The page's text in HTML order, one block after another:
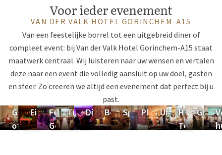
Voor ieder evenement
VAN DER VALK HOTEL GORINCHEM-A15
Van een feestelijke borrel tot een uitgebreid diner of
compleet event: bij Van der Valk Hotel Gorinchem-A15 staat
maatwerk centraal. Wij luisteren naar uw wensen en vertalen
deze naar een event die volledig aansluit op uw doel, gasten
en sfeer. Zo creëren we altijd een evenement dat perfect bij u
past.
Groepslunch
of diner
Eindejaarsfeest
Feestlocatie
Gorinchem
TrouwenDinnershow
BorrelSportsbarPhotobooth
High
Tea